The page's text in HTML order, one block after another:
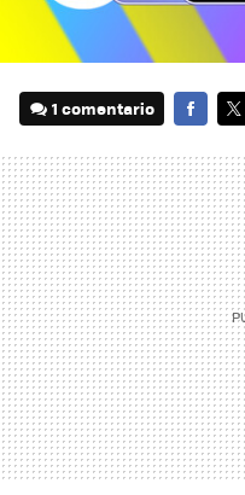
1 comentario